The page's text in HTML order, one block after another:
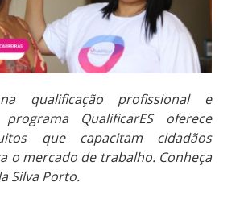
qualificação profissional e
QualificarES oferece
que capacitam cidadãos
o mercado de trabalho. Conheça
Silva Porto.